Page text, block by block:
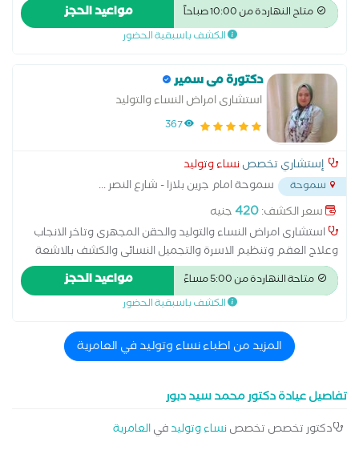
متاح النهاردة من 10:00 صباحاً مواعيد الحجز
الكشف باسبقية الحضور
دكتورة مى سمير
استشارى امراض النساء والتوليد
367
إستشاري تخصصنساء وتوليد
سموحة سموحة امام جرين بلازا - شارع النصر...
سعر الكشف:420جنيه
استشارى امراض النساء والتوليد والحقن المجهرى وتاخر الانجاب
وعلاج العقم وتنظيم الاسرة والتجميل النسائى والكشف بالاشعة
التلفزيونية ومتابعة الحمل
متاحة النهاردة من 5:00 مساءً مواعيد الحجز
الكشف باسبقية الحضور
المزيد من اطباء نساء وتوليد في العامرية
تفاصيل عيادة دكتور محمد سيد دبور
دكتور تخصص تخصصنساء وتوليدفيالعامرية